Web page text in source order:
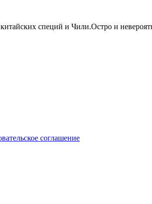
специй и Чили.Остро и
соглашение